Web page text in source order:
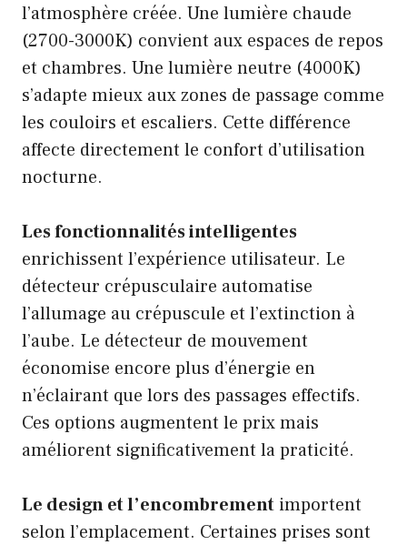
l’atmosphère créée. Une lumière chaude
(2700-3000K) convient aux espaces de repos
et chambres. Une lumière neutre (4000K)
s’adapte mieux aux zones de passage comme
les couloirs et escaliers. Cette différence
affecte directement le confort d’utilisation
nocturne.
Les fonctionnalités intelligentes
enrichissent l’expérience utilisateur. Le
détecteur crépusculaire automatise
l’allumage au crépuscule et l’extinction à
l’aube. Le détecteur de mouvement
économise encore plus d’énergie en
n’éclairant que lors des passages effectifs.
Ces options augmentent le prix mais
améliorent significativement la praticité.
Le design et l’encombrement importent
selon l’emplacement. Certaines prises sont